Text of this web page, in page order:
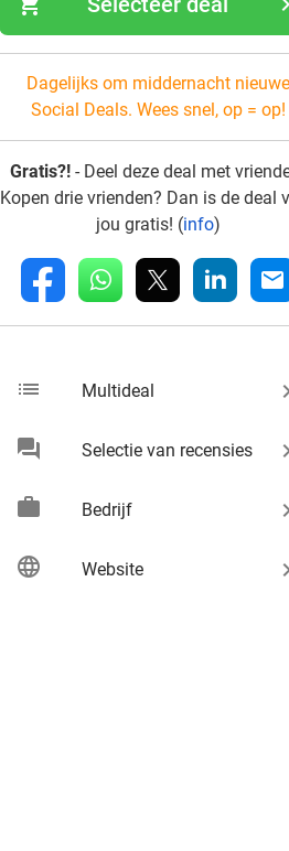
Dagelijks om middernacht nieuwe
Social Deals. Wees snel, op = op!
Gratis?! - Deel deze deal met
Kopen drie vrienden? Dan is de deal
jou gratis! (info)
fb whatsapp linkedin mail
list Multideal
chat Selectie van recensies
work Bedrijf
language Website